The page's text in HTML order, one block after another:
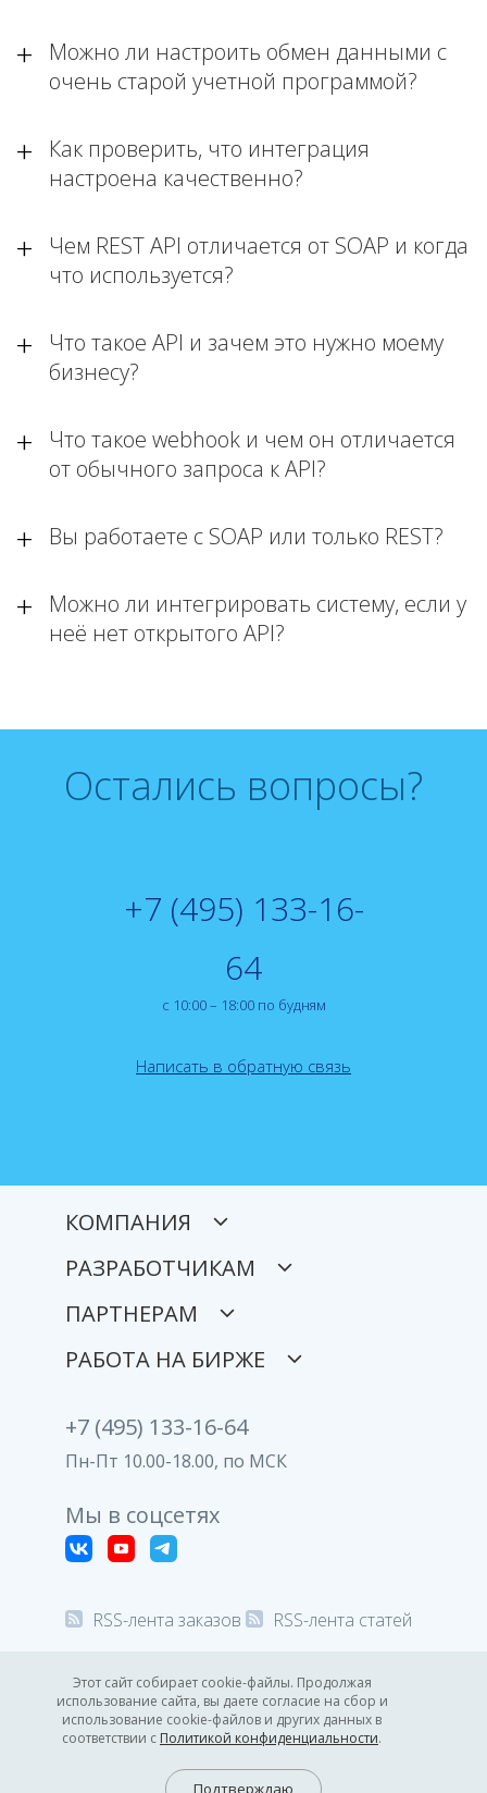
Можно ли настроить обмен данными с
очень старой учетной программой?
Как проверить, что интеграция
настроена качественно?
Чем REST API отличается от SOAP и когда
что используется?
Что такое API и зачем это нужно моему
бизнесу?
Что такое webhook и чем он отличается
от обычного запроса к API?
Вы работаете с SOAP или только REST?
Можно ли интегрировать систему, если у
неё нет открытого API?
Остались вопросы?
+7 (495) 133-16-
64
с 10:00 – 18:00 по будням
Написать в обратную связь
Этот сайт собирает cookie-файлы. Продолжая
использование сайта, вы даете согласие на сбор и
использование cookie-файлов и других данных в
соответствии с Политикой конфиденциальности.
Подтверждаю
КОМПАНИЯ
РАЗРАБОТЧИКАМ
ПАРТНЕРАМ
РАБОТА НА БИРЖЕ
+7 (495) 133-16-64
Пн-Пт 10.00-18.00, по МСК
Мы в соцсетях
RSS-лента заказов RSS-лента статей
© 2008-2026 Все права защищены.
Политика конфиденциальности
GMT +3 8.08.2026